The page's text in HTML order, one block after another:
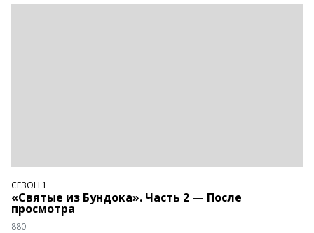
СЕЗОН 1
«Святые из Бундока». Часть 2 — После
просмотра
880